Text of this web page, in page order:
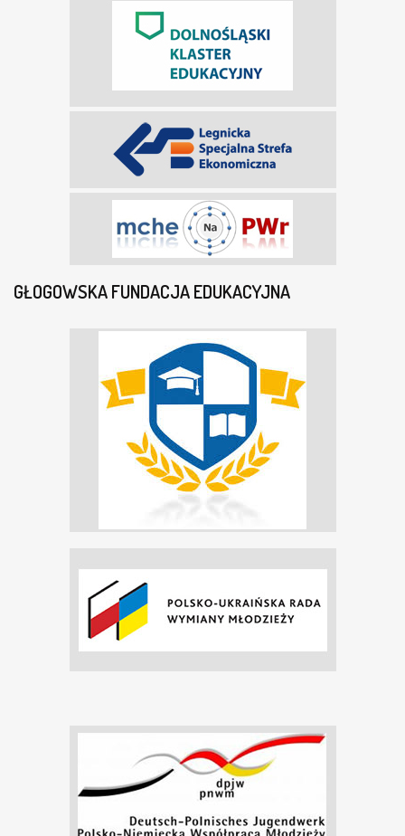
GŁOGOWSKA FUNDACJA EDUKACYJNA